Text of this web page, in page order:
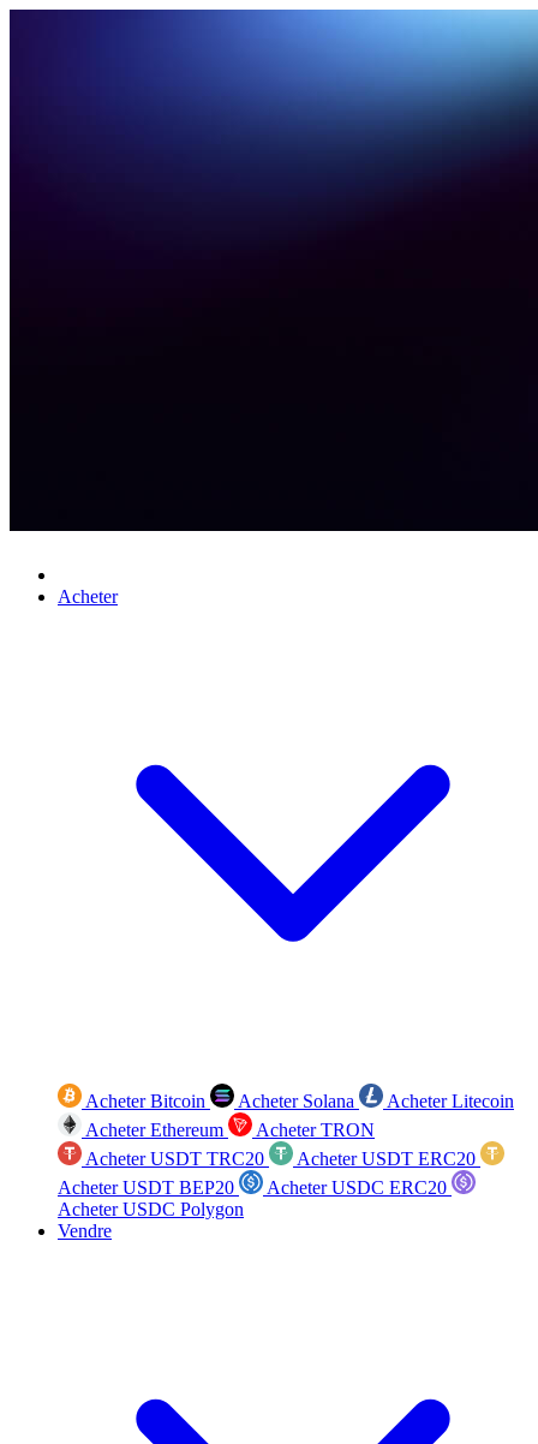
Acheter
Acheter Bitcoin Acheter Solana
Acheter Litecoin
Acheter Ethereum
Acheter TRON
Acheter USDT TRC20
Acheter USDT ERC20
Acheter USDT BEP20
Acheter USDC ERC20
Acheter USDC Polygon
Vendre